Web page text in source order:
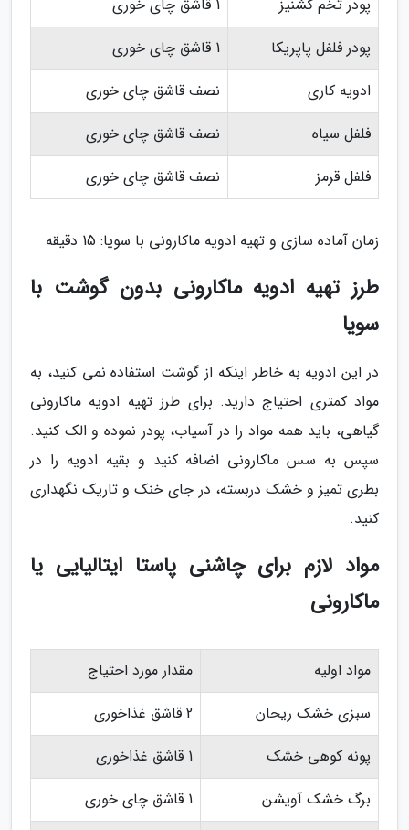
پودر تخم گشنیز
1 قاشق چای خوری
پودر فلفل پاپریکا
1 قاشق چای خوری
ادویه کاری
نصف قاشق چای خوری
فلفل سیاه
نصف قاشق چای خوری
فلفل قرمز
نصف قاشق چای خوری
زمان آماده سازی و تهیه ادویه ماکارونی با سویا: 15 دقیقه
طرز تهیه ادویه ماکارونی بدون گوشت با
سویا
در این ادویه به خاطر اینکه از گوشت استفاده نمی کنید، به
مواد کمتری احتیاج دارید. برای طرز تهیه ادویه ماکارونی
گیاهی، باید همه مواد را در آسیاب، پودر نموده و الک کنید.
سپس به سس ماکارونی اضافه کنید و بقیه ادویه را در
بطری تمیز و خشک دربسته، در جای خنک و تاریک نگهداری
کنید.
مواد لازم برای چاشنی پاستا ایتالیایی یا
ماکارونی
مواد اولیه
مقدار مورد احتیاج
سبزی خشک ریحان
2 قاشق غذاخوری
پونه کوهی خشک
1 قاشق غذاخوری
برگ خشک آویشن
1 قاشق چای خوری